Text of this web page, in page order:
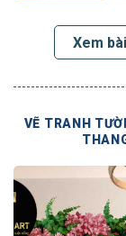
Xem
VẼ TRANH